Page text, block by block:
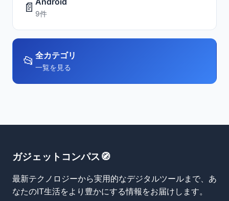
📄 9件
📂 全カテゴリ
一覧を見る
ガジェットコンパス🧭
最新テクノロジーから実用的なデジタルツールまで、あ
なたのIT生活をより豊かにする情報をお届けします。